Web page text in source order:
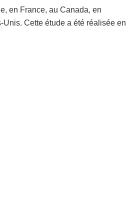
en France, au Canada, en
Cette étude a été réalisée en